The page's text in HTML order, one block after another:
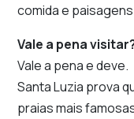
comida e
Vale a pena
Vale a pena e deve.
Santa Luzia prova
praias mais